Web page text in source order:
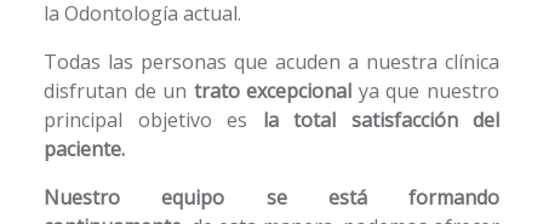
la Odontología actual.
Todas las personas que acuden a nuestra clínica
disfrutan de un trato excepcional ya que nuestro
principal objetivo es la total satisfacción del
paciente.
Nuestro equipo se está formando